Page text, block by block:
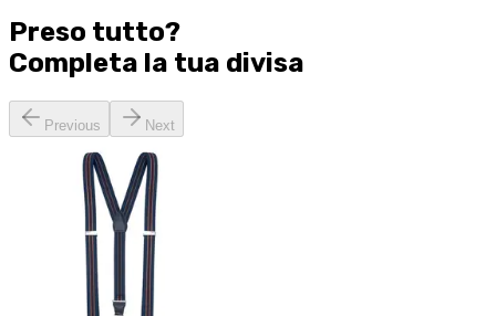
Preso tutto?
Completa la tua divisa
Previous Next